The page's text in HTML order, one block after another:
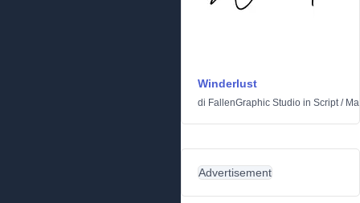
Winderlust
di FallenGraphic Studio in Script/
Advertisement